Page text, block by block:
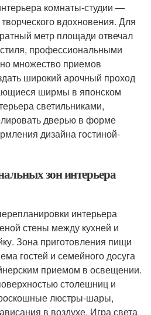
комнаты-студии —
вдохновения. Для
метр площади отвечал
профессиональными
множество приемов
широкий арочный проход
ширмы в японском
светильниками,
дверью в форме
дизайна гостиной-
зон интерьера
интерьера
стены между кухней и
Зона приготовления пищи
гостей и семейного досуга
приемом в освещении.
столешниц и
люстры-шары,
в воздухе. Игра света